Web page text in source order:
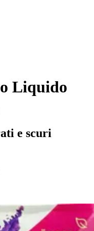
Liquido
e scuri